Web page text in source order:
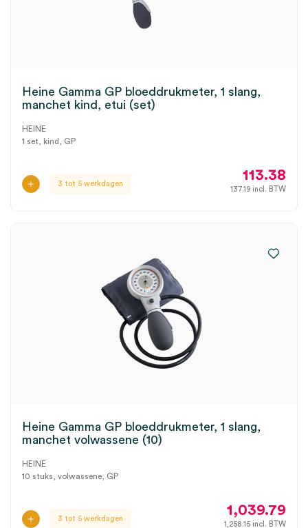
Heine Gamma GP bloeddrukmeter, 1 slang,
manchet kind, etui (set)
HEINE
1 set, kind, GP
3 tot 5 werkdagen
113.38
137.19 incl. BTW
Heine Gamma GP bloeddrukmeter, 1 slang,
manchet volwassene (10)
HEINE
10 stuks, volwassene, GP
3 tot 5 werkdagen
1,039.79
1,258.15 incl. BTW